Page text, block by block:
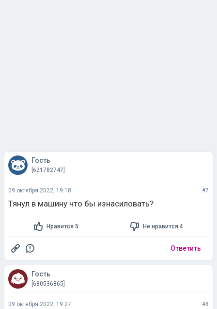
Гость
[621782747]
09 октября 2022, 19:18 #7
Тянул в машину что бы изнасиловать?
Нравится 5 Не нравится 4
Ответить
Гость
[680536865]
09 октября 2022, 19:27 #8